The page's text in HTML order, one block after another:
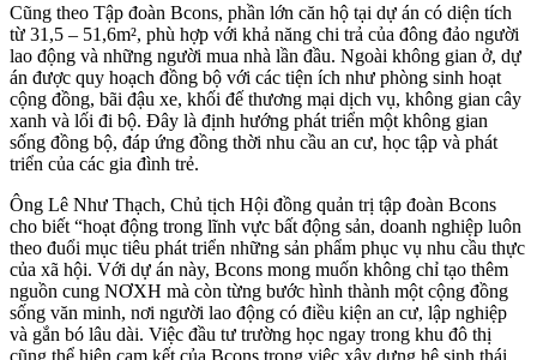
Cũng theo Tập đoàn Bcons, phần lớn căn hộ tại dự án có diện tích
từ 31,5 – 51,6m², phù hợp với khả năng chi trả của đông đảo người
lao động và những người mua nhà lần đầu. Ngoài không gian ở, dự
án được quy hoạch đồng bộ với các tiện ích như phòng sinh hoạt
cộng đồng, bãi đậu xe, khối đế thương mại dịch vụ, không gian cây
xanh và lối đi bộ. Đây là định hướng phát triển một không gian
sống đồng bộ, đáp ứng đồng thời nhu cầu an cư, học tập và phát
triển của các gia đình trẻ.
Ông Lê Như Thạch, Chủ tịch Hội đồng quản trị tập đoàn Bcons
cho biết “hoạt động trong lĩnh vực bất động sản, doanh nghiệp luôn
theo đuổi mục tiêu phát triển những sản phẩm phục vụ nhu cầu thực
của xã hội. Với dự án này, Bcons mong muốn không chỉ tạo thêm
nguồn cung NƠXH mà còn từng bước hình thành một cộng đồng
sống văn minh, nơi người lao động có điều kiện an cư, lập nghiệp
và gắn bó lâu dài. Việc đầu tư trường học ngay trong khu đô thị
cũng thể hiện cam kết của Bcons trong việc xây dựng hệ sinh thái